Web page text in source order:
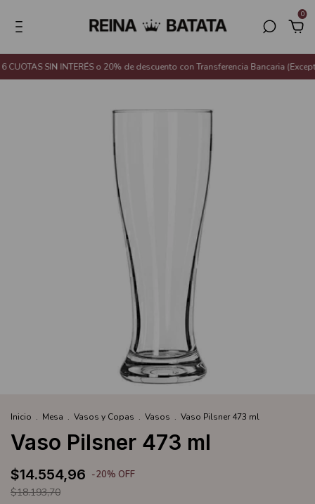
0
CUOTAS SIN INTERÉS o 20% de descuento con Transferencia Bancaria
Inicio . Mesa . Vasos y Copas . Vasos . Vaso Pilsner 473 ml
Vaso Pilsner 473 ml
$14.554,96 -20% OFF
$18.193,70